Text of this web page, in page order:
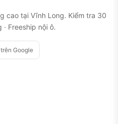
6.1 inch vừa tay, không
14 bổ sung phát hiện va
người dùng đánh giá
máy tự gọi cứu hộ khi
điểm gì cần biết
cao tại Vĩnh Long. Kiểm tra 30
· Freeship nội ô.
Google